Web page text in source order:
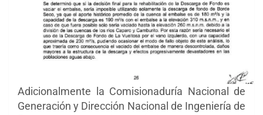
Adicionalmente la Comisionaduría Nacional de
Generación y Dirección Nacional de Ingeniería de